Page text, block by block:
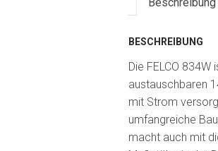
BESCHREIBUNG
Die FELCO
austauschbaren
mit Strom
umfangreiche
macht auch mit